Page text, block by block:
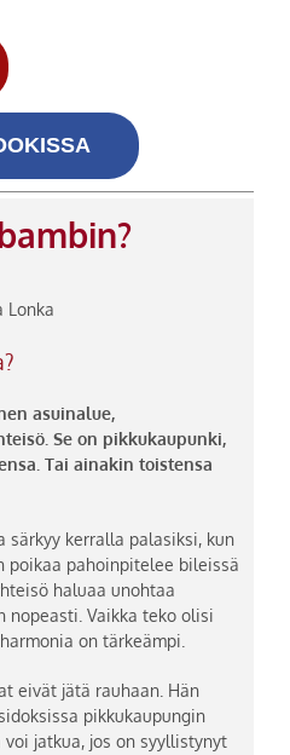
Lonka
asuinalue,
Se on pikkukaupunki,
Tai ainakin toistensa
särkyy kerralla palasiksi, kun
poikaa pahoinpitelee bileissä
haluaa unohtaa
nopeasti. Vaikka teko olisi
on tärkeämpi.
eivät jätä rauhaan. Hän
pikkukaupungin
jatkua, jos on syyllistynyt